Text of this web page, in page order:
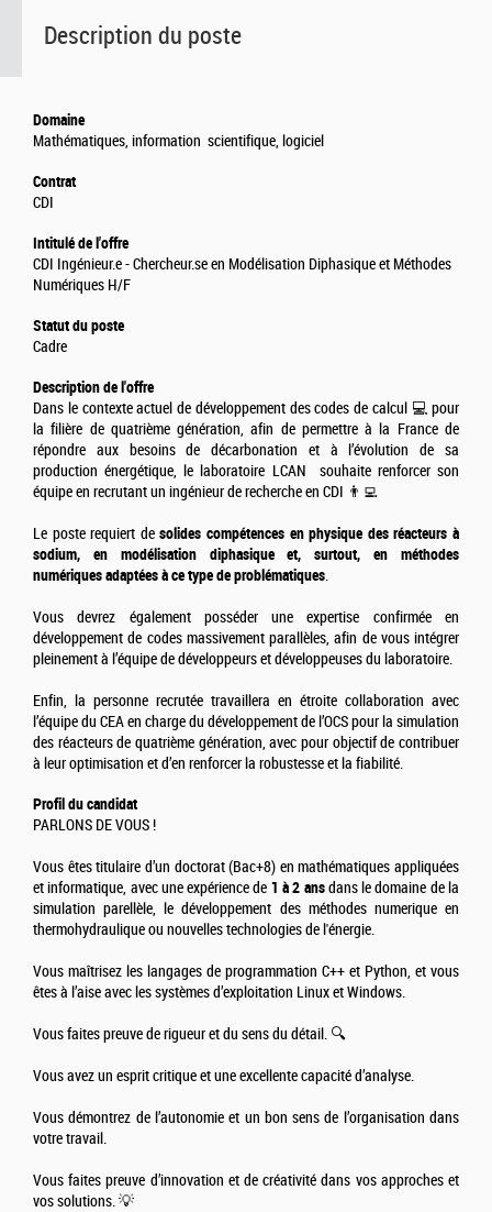
Description du poste
Domaine
Mathématiques, information scientifique, logiciel
Contrat
CDI
Intitulé de l'offre
CDI Ingénieur.e - Chercheur.se en Modélisation Diphasique et Méthodes
Numériques H/F
Statut du poste
Cadre
Description de l'offre
Dans le contexte actuel de développement des codes de calcul 💻 pour
la filière de quatrième génération, afin de permettre à la France de
répondre aux besoins de décarbonation et à l’évolution de sa
production énergétique, le laboratoire LCAN souhaite renforcer son
équipe en recrutant un ingénieur de recherche en CDI 👨‍💻
Le poste requiert desolides compétences en physique des réacteurs à
sodium, en modélisation diphasique et, surtout, en méthodes
numériques adaptées à ce type de problématiques.
Vous devrez également posséder une expertise confirmée en
développement de codes massivement parallèles, afin de vous intégrer
pleinement à l’équipe de développeurs et développeuses du laboratoire.
Enfin, la personne recrutée travaillera en étroite collaboration avec
l’équipe du CEA en charge du développement de l’OCS pour la simulation
des réacteurs de quatrième génération, avec pour objectif de contribuer
à leur optimisation et d’en renforcer la robustesse et la fiabilité.
Profil du candidat
PARLONS DE VOUS !
Vous êtes titulaire d’un doctorat (Bac+8) en mathématiques appliquées
et informatique, avec une expérience de 1 à 2 ansdans le domaine de la
simulation parellèle, le développement des méthodes numerique en
thermohydraulique ou nouvelles technologies de l'énergie.
Vous maîtrisez les langages de programmation C++ et Python, et vous
êtes à l’aise avec les systèmes d’exploitation Linux et Windows.
Vous faites preuve de rigueur et du sens du détail. 🔍
Vous avez un esprit critique et une excellente capacité d’analyse.
Vous démontrez de l’autonomie et un bon sens de l’organisation dans
votre travail.
Vous faites preuve d’innovation et de créativité dans vos approches et
vos solutions. 💡